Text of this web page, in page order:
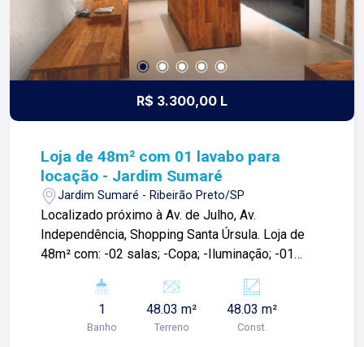
R$ 3.300,00 L
Loja de 48m² com 01 lavabo para
locação - Jardim Sumaré
Jardim Sumaré - Ribeirão Preto/SP
Localizado próximo à Av. de Julho, Av.
Independência, Shopping Santa Úrsula. Loja de
48m² com: -02 salas; -Copa; -Iluminação; -01
entre em contato. Lago é RELACIONAMENTO!
Desde 1987 esta é a nossa missão, nosso
propósito e o verdadeiro sentido de tudo que
1
Banho
48.03 m²
Terreno
48.03 m²
Const.